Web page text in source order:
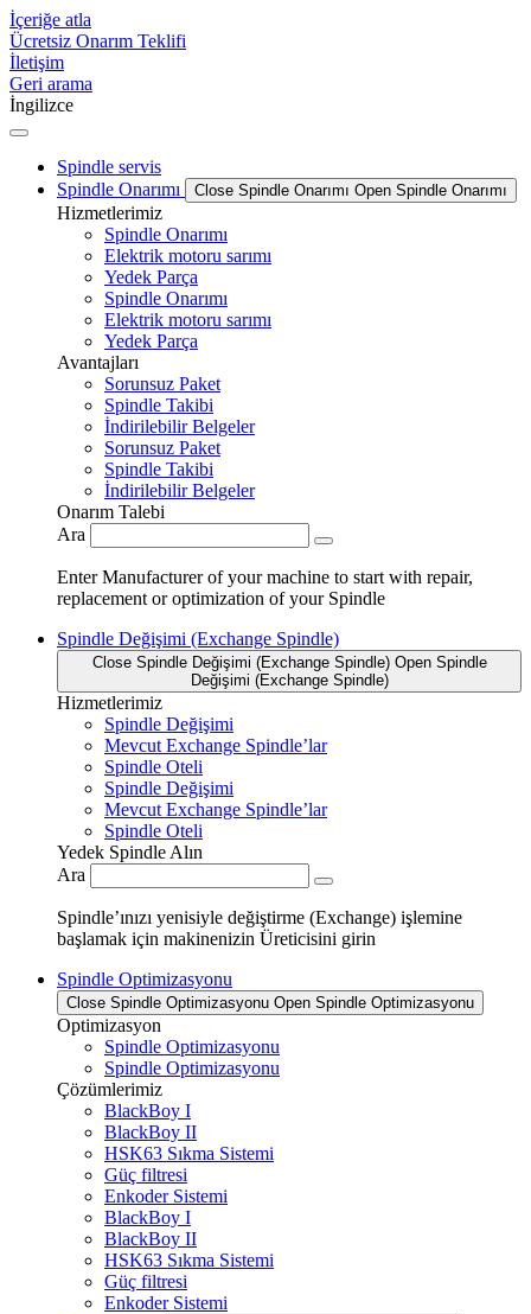
İçeriğe atla
Ücretsiz Onarım Teklifi
İletişim
Geri arama
İngilizce
Spindle servis
Spindle Onarımı
Close Spindle Onarımı Open Spindle Onarımı
Hizmetlerimiz
Spindle Onarımı
Elektrik motoru sarımı
Yedek Parça
Spindle Onarımı
Elektrik motoru sarımı
Yedek Parça
Avantajları
Sorunsuz Paket
Spindle Takibi
İndirilebilir Belgeler
Sorunsuz Paket
Spindle Takibi
İndirilebilir Belgeler
Onarım Talebi
Ara
Enter Manufacturer of your machine to start with repair,
replacement or optimization of your Spindle
Spindle Değişimi (Exchange Spindle)
Close Spindle Değişimi (Exchange Spindle) Open Spindle
Değişimi (Exchange Spindle)
Hizmetlerimiz
Spindle Değişimi
Mevcut Exchange Spindle’lar
Spindle Oteli
Spindle Değişimi
Mevcut Exchange Spindle’lar
Spindle Oteli
Yedek Spindle Alın
Ara
Spindle’ınızı yenisiyle değiştirme (Exchange) işlemine
başlamak için makinenizin Üreticisini girin
Spindle Optimizasyonu
Close Spindle Optimizasyonu Open Spindle Optimizasyonu
Optimizasyon
Spindle Optimizasyonu
Spindle Optimizasyonu
Çözümlerimiz
BlackBoy I
BlackBoy II
HSK63 Sıkma Sistemi
Güç filtresi
Enkoder Sistemi
BlackBoy I
BlackBoy II
HSK63 Sıkma Sistemi
Güç filtresi
Enkoder Sistemi